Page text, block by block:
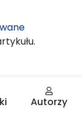
Autorzy